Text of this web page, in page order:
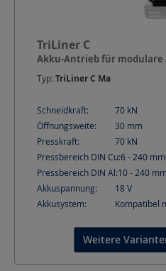
TriLiner C
Akku-Antrieb für modulare
Typ: TriLiner C Ma
Schneidkraft: 70 kN
Öffnungsweite:
30 mm
Presskraft:
70 kN
Pressbereich DIN Cu:6 - 240
Pressbereich DIN Al:10 - 240
Akkuspannung:
18V
Akkusystem:
Kompatibel
Weitere